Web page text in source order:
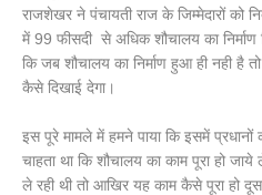
राजशेखर ने पंचायती राज के जिम्मेदारों को
में 99 फीसदी से अधिक शौचालय का
कि जब शौचालय का निर्माण हुआ ही नही है
कैसे दिखाई देगा।
इस पूरे मामले में हमने पाया कि इसमें प्रधानों
चाहता था कि शौचालय का काम पूरा हो
ले रही थी तो आखिर यह काम कैसे पूरा हो